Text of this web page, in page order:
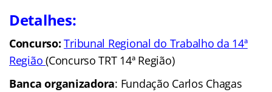
Detalhes:
Concurso:Tribunal Regional do Trabalho da 14ª
Região(Concurso TRT 14ª Região)
Banca organizadora: Fundação Carlos Chagas